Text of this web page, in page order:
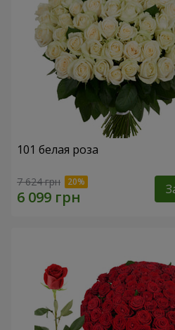
101 белая роза
7 624 грн